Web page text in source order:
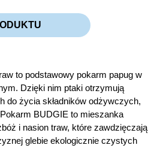
to podstawowy pokarm papug w
Dzięki nim ptaki otrzymują
do życia składników odżywczych,
BUDGIE to mieszanka
i nasion traw, które zawdzięczają
glebie ekologicznie czystych